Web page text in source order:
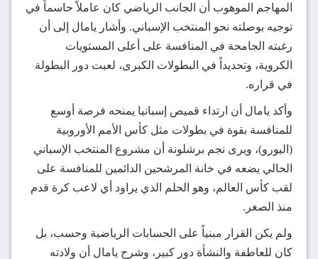
المهاجم الموهوب أن الجانب الرياضي كان عاملاً حاسماً في
توجيه بوصلته نحو المنتخب الإسباني. وأشار يامال إلى أن
رغبته الجامحة في المنافسة على أعلى المستويات
الكروية، وتحديداً في البطولات الكبرى، لعبت دور البطولة
في قراره.
وأكد يامال أن ارتداء قميص إسبانيا يمنحه فرصة أوسع
للمنافسة بقوة في بطولات مثل كأس الأمم الأوروبية
(اليورو)، ويرى نجم برشلونة أن مشروع المنتخب الإسباني
الحالي يضعه في خانة المرشحين الدائمين للمنافسة على
لقب كأس العالم، وهو الحلم الذي يراود أي لاعب كرة قدم
منذ الصغر.
ولم يكن القرار مبنياً على الحسابات الرياضية وحسب، بل
كان للعاطفة والنشأة دور كبير، وشرح يامال أن ولادته